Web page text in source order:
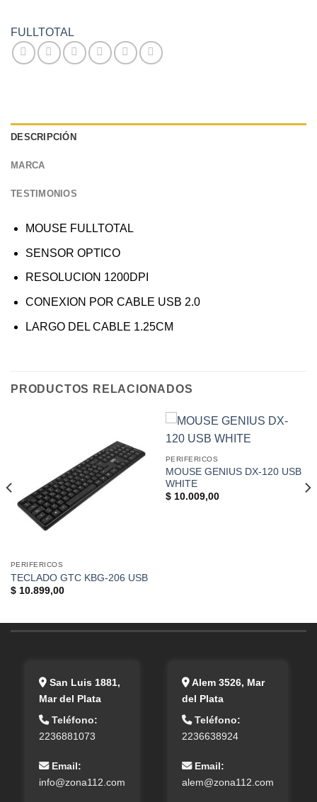
FULLTOTAL
DESCRIPCIÓN
MARCA
TESTIMONIOS
MOUSE FULLTOTAL
SENSOR OPTICO
RESOLUCION 1200DPI
CONEXION POR CABLE USB 2.0
LARGO DEL CABLE 1.25CM
PRODUCTOS RELACIONADOS
PERIFERICOS
TECLADO GTC KBG-206 USB
$10.899,00
PERIFERICOS
MOUSE GENIUS DX-120 USB
WHITE
$10.009,00
San Luis 1881,
Mar del Plata
Teléfono:
2236881073
Email:
info@zona112.com
Alem 3526, Mar
del Plata
Teléfono:
2236638924
Email:
alem@zona112.com